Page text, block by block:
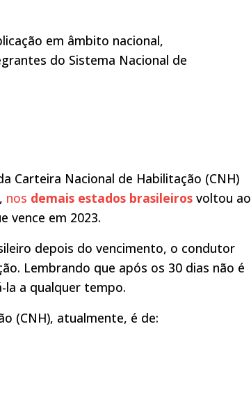
em âmbito nacional,
do Sistema Nacional de
Carteira Nacional de Habilitação (CNH)
nos demais estados brasileiros voltou ao
vence em 2023.
depois do vencimento, o condutor
Lembrando que após os 30 dias não é
la a qualquer tempo.
(CNH), atualmente, é de: